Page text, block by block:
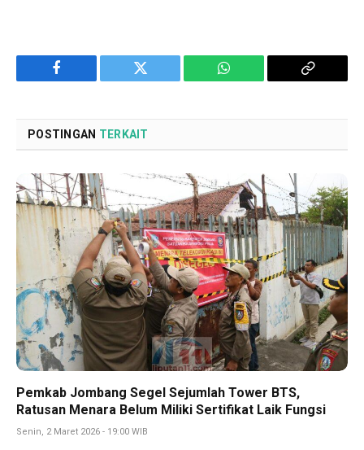
Facebook Twitter WhatsApp
Copy
POSTINGAN TERKAIT
Pemkab Jombang Segel Sejumlah Tower BTS,
Ratusan Menara Belum Miliki Sertifikat Laik Fungsi
Senin, 2 Maret 2026 - 19:00 WIB